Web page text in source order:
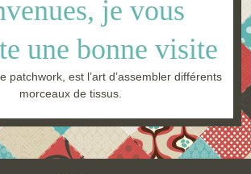
je vous
une bonne visite
patchwork, est l’art d’assembler différents
morceaux de tissus.